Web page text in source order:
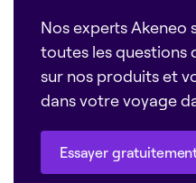
Nos experts Akeneo
toutes les questions
sur nos produits et
dans votre voyage
Essayer